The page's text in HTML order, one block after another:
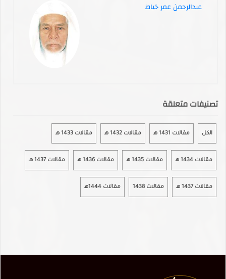
عبدالرحمن عمر خياط
تصنيفات متعلقة
الكل مقالات 1431 هـ مقالات 1432 هـ مقالات 1433 هـ
مقالات 1434 هـ مقالات 1435 هـ مقالات 1436 هـ مقالات 1437 هـ
مقالات 1437 هـ مقالات 1438 مقالات 1444هـ